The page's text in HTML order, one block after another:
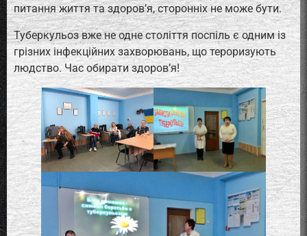
питання життя та здоров’я, сторонніх не може бути.
Туберкульоз вже не одне століття поспіль є одним із
грізних інфекційних захворювань, що тероризують
людство. Час обирати здоров’я!